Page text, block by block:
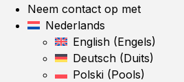
Neem contact op met
Nederlands
English (Engels)
Deutsch (Duits)
Polski (Pools)